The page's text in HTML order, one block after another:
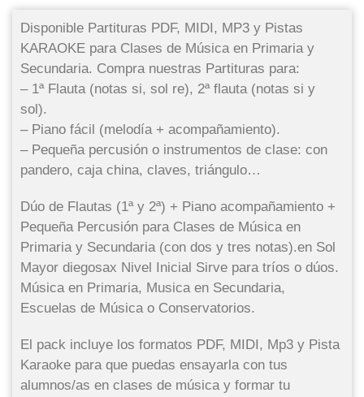
Disponible Partituras PDF, MIDI, MP3 y Pistas
KARAOKE para Clases de Música en Primaria y
Secundaria. Compra nuestras Partituras para:
– 1ª Flauta (notas si, sol re), 2ª flauta (notas si y
sol).
– Piano fácil (melodía + acompañamiento).
– Pequeña percusión o instrumentos de clase: con
pandero, caja china, claves, triángulo…
Dúo de Flautas (1ª y 2ª) + Piano acompañamiento +
Pequeña Percusión para Clases de Música en
Primaria y Secundaria (con dos y tres notas).en Sol
Mayor diegosax Nivel Inicial Sirve para tríos o dúos.
Música en Primaria, Musica en Secundaria,
Escuelas de Música o Conservatorios.
El pack incluye los formatos PDF, MIDI, Mp3 y Pista
Karaoke para que puedas ensayarla con tus
alumnos/as en clases de música y formar tu